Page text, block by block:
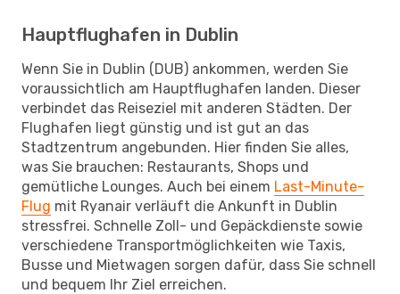
Hauptflughafen in Dublin
Wenn Sie in Dublin (DUB) ankommen, werden Sie
voraussichtlich am Hauptflughafen landen. Dieser
verbindet das Reiseziel mit anderen Städten. Der
Flughafen liegt günstig und ist gut an das
Stadtzentrum angebunden. Hier finden Sie alles,
was Sie brauchen: Restaurants, Shops und
gemütliche Lounges. Auch bei einem Last-Minute-
Flug mit Ryanair verläuft die Ankunft in Dublin
stressfrei. Schnelle Zoll- und Gepäckdienste sowie
verschiedene Transportmöglichkeiten wie Taxis,
Busse und Mietwagen sorgen dafür, dass Sie schnell
und bequem Ihr Ziel erreichen.